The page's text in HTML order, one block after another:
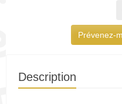
Prévenez-
Description